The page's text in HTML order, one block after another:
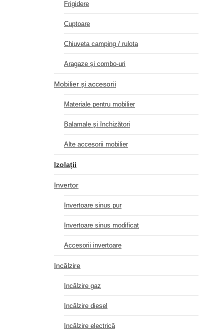
Frigidere
Cuptoare
Chiuveta camping / rulota
Aragaze și combo-uri
Mobilier și accesorii
Materiale pentru mobilier
Balamale și închizători
Alte accesorii mobilier
Izolații
Invertor
Invertoare sinus pur
Invertoare sinus modificat
Accesorii invertoare
Incălzire
Incălzire gaz
Incălzire diesel
Incălzire electrică